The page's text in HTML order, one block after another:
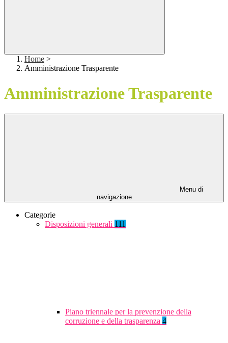
Home >
Amministrazione Trasparente
Amministrazione Trasparente
Menu di
navigazione
Categorie
Disposizioni generali 111
Piano triennale per la prevenzione della
corruzione e della trasparenza 4